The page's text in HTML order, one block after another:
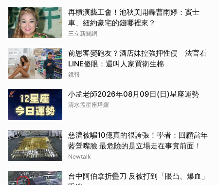
再槓演藝工會！池秋美開轟曹雨婷：賓士
車、紐約豪宅的錢哪裡來？
三立新聞網
前恩客變砲友？酒店妹控強押性侵 法官看
LINE傻眼：還叫人家買衛生棉
鏡報
小孟老師2026年08月09日(日)星座運勢
清水孟星座塔羅
慈濟被騙10億真的很誇張！學者：回顧當年
藍營嘴臉 最危險的是立場走在事實前面！
Newtalk
台中阿伯拿折疊刀 反被打到「眼凸、爆血」
取消